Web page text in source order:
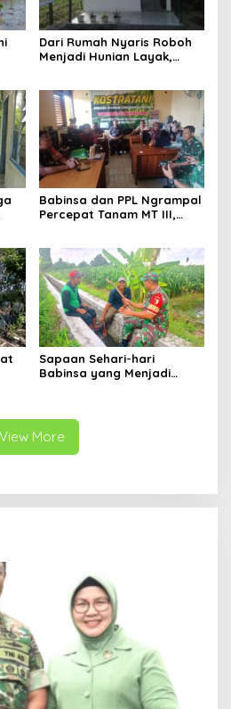
Dari Rumah Nyaris Roboh
Menjadi Hunian Layak,
Babinsa dan PPL Ngrampal
Percepat Tanam MT III,
Sapaan Sehari-hari
Babinsa yang Menjadi
View More